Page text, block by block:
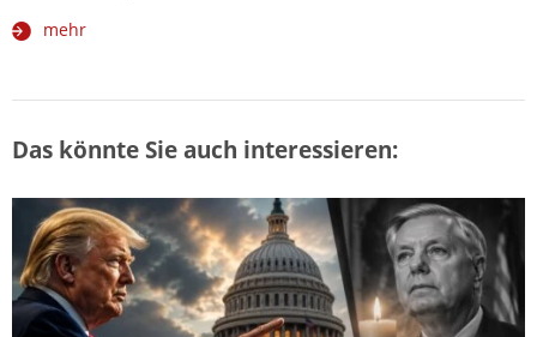
mehr
Das könnte Sie auch interessieren: